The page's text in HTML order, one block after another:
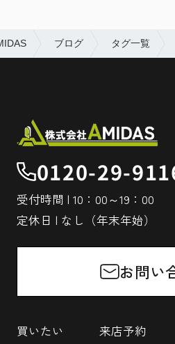
ブログ タグ一覧
0120-29-
受付時間 | 10：00～19：00
定休日 | なし（年末年始）
お問い
買いたい 来店予約